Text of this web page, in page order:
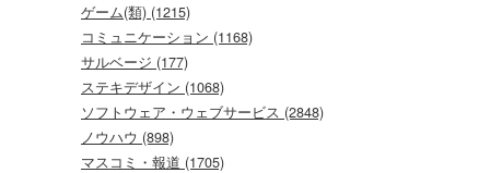
ゲーム(類) (1215)
コミュニケーション (1168)
サルベージ (177)
ステキデザイン (1068)
ソフトウェア・ウェブサービス (2848)
ノウハウ (898)
マスコミ・報道 (1705)